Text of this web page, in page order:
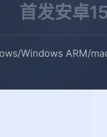
首发安卓
Windows ARM/